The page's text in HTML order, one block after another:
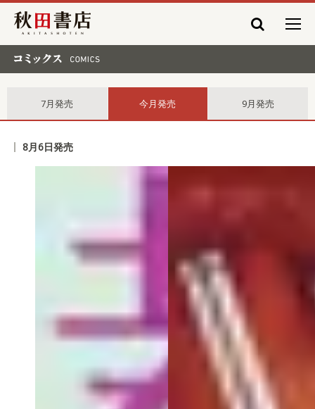
秋田書店
7月発売 今月発売 9月発売
8月6日発売